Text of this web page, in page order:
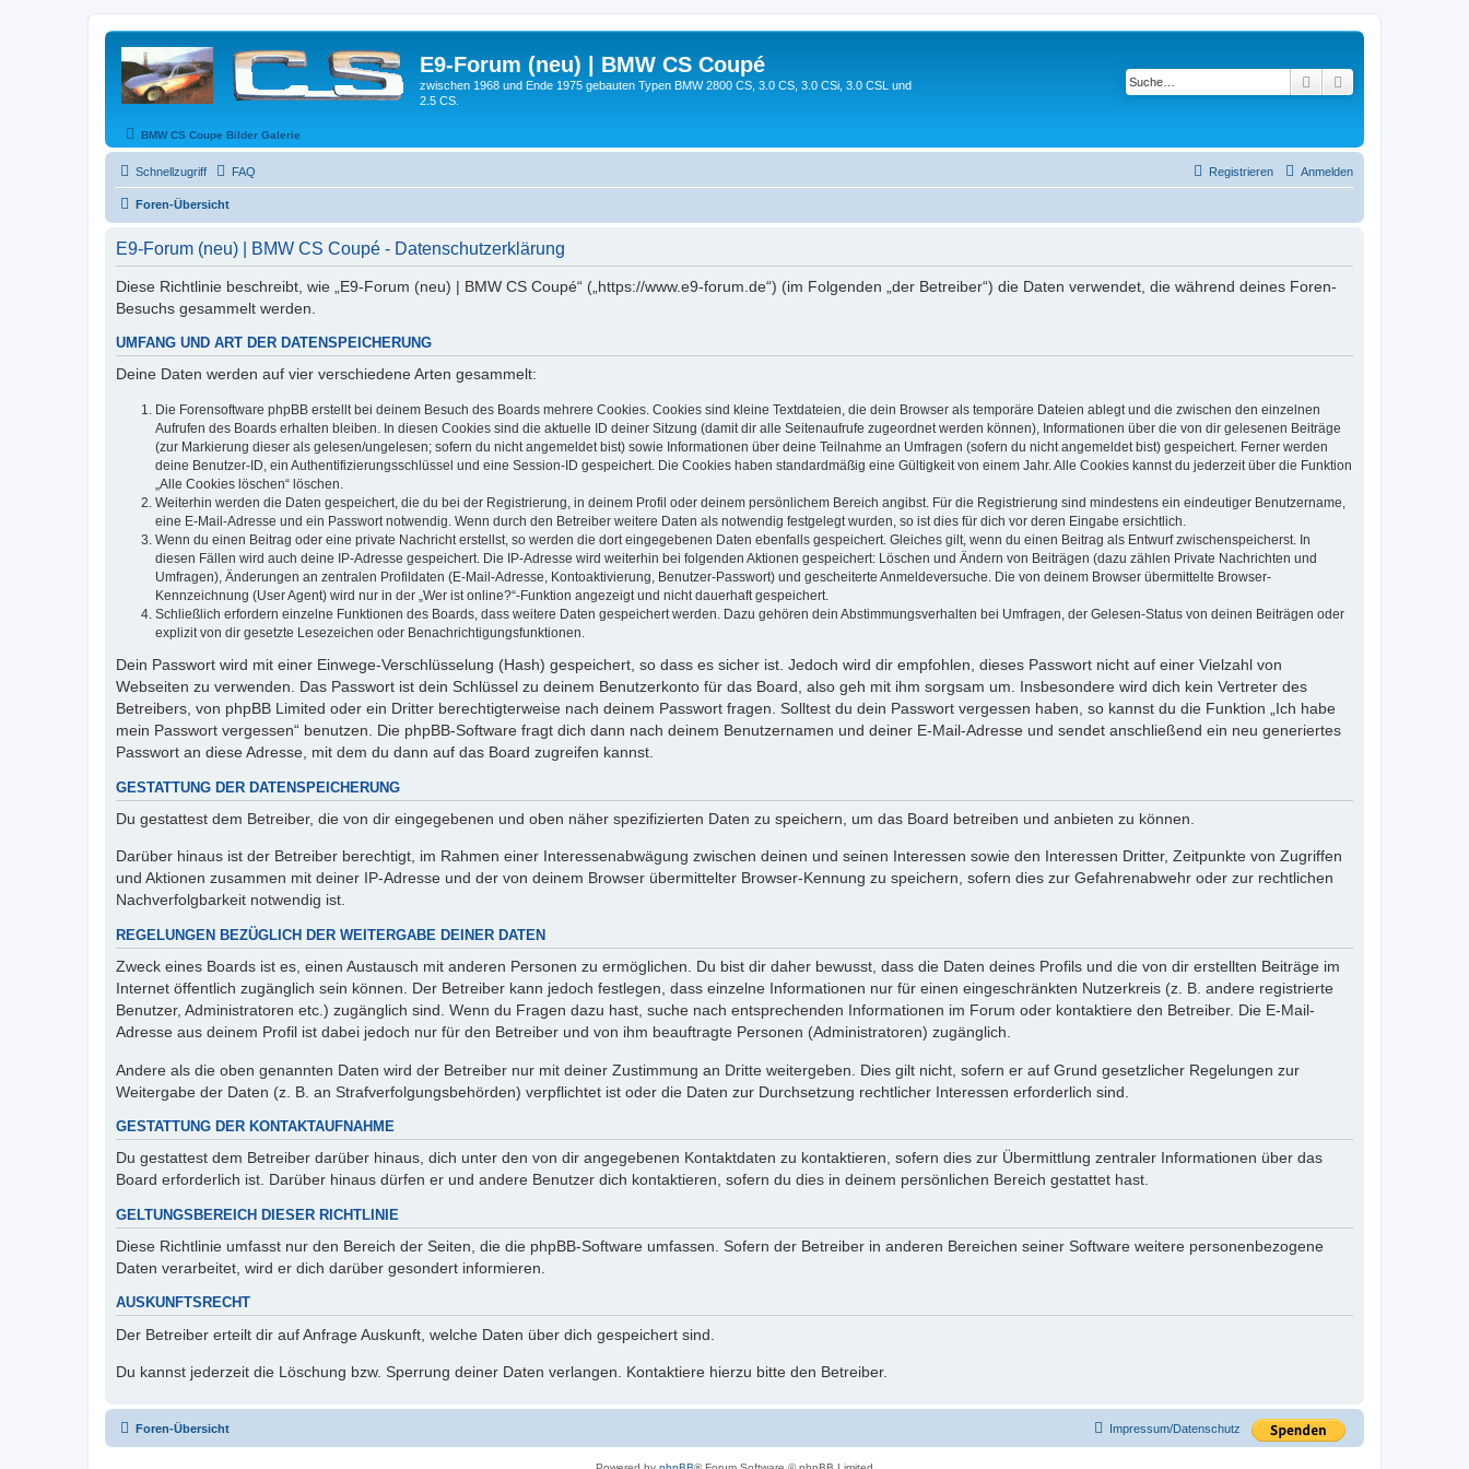
E9-Forum (neu) | BMW CS Coupé
zwischen 1968 und Ende 1975 gebauten Typen BMW 2800 CS, 3.0 CS, 3.0 CSi, 3.0 CSL und
2.5 CS.
BMW CS Coupe Bilder Galerie
Suche
Schnellzugriff FAQ Anmelden
Registrieren
Foren-Übersicht
E9-Forum (neu) | BMW CS Coupé - Datenschutzerklärung
Diese Richtlinie beschreibt, wie „E9-Forum (neu) | BMW CS Coupé“ („https://www.e9-forum.de“) (im Folgenden „der Betreiber“) die Daten verwendet, die während deines Foren-
Besuchs gesammelt werden.
UMFANG UND ART DER DATENSPEICHERUNG
Deine Daten werden auf vier verschiedene Arten gesammelt:
Die Forensoftware phpBB erstellt bei deinem Besuch des Boards mehrere Cookies. Cookies sind kleine Textdateien, die dein Browser als temporäre Dateien ablegt und die zwischen den einzelnen
Aufrufen des Boards erhalten bleiben. In diesen Cookies sind die aktuelle ID deiner Sitzung (damit dir alle Seitenaufrufe zugeordnet werden können), Informationen über die von dir gelesenen Beiträge
(zur Markierung dieser als gelesen/ungelesen; sofern du nicht angemeldet bist) sowie Informationen über deine Teilnahme an Umfragen (sofern du nicht angemeldet bist) gespeichert. Ferner werden
deine Benutzer-ID, ein Authentifizierungsschlüssel und eine Session-ID gespeichert. Die Cookies haben standardmäßig eine Gültigkeit von einem Jahr. Alle Cookies kannst du jederzeit über die Funktion
„Alle Cookies löschen“ löschen.
Weiterhin werden die Daten gespeichert, die du bei der Registrierung, in deinem Profil oder deinem persönlichem Bereich angibst. Für die Registrierung sind mindestens ein eindeutiger Benutzername,
eine E-Mail-Adresse und ein Passwort notwendig. Wenn durch den Betreiber weitere Daten als notwendig festgelegt wurden, so ist dies für dich vor deren Eingabe ersichtlich.
Wenn du einen Beitrag oder eine private Nachricht erstellst, so werden die dort eingegebenen Daten ebenfalls gespeichert. Gleiches gilt, wenn du einen Beitrag als Entwurf zwischenspeicherst. In
diesen Fällen wird auch deine IP-Adresse gespeichert. Die IP-Adresse wird weiterhin bei folgenden Aktionen gespeichert: Löschen und Ändern von Beiträgen (dazu zählen Private Nachrichten und
Umfragen), Änderungen an zentralen Profildaten (E-Mail-Adresse, Kontoaktivierung, Benutzer-Passwort) und gescheiterte Anmeldeversuche. Die von deinem Browser übermittelte Browser-
Kennzeichnung (User Agent) wird nur in der „Wer ist online?“-Funktion angezeigt und nicht dauerhaft gespeichert.
Schließlich erfordern einzelne Funktionen des Boards, dass weitere Daten gespeichert werden. Dazu gehören dein Abstimmungsverhalten bei Umfragen, der Gelesen-Status von deinen Beiträgen oder
explizit von dir gesetzte Lesezeichen oder Benachrichtigungsfunktionen.
Dein Passwort wird mit einer Einwege-Verschlüsselung (Hash) gespeichert, so dass es sicher ist. Jedoch wird dir empfohlen, dieses Passwort nicht auf einer Vielzahl von
Webseiten zu verwenden. Das Passwort ist dein Schlüssel zu deinem Benutzerkonto für das Board, also geh mit ihm sorgsam um. Insbesondere wird dich kein Vertreter des
Betreibers, von phpBB Limited oder ein Dritter berechtigterweise nach deinem Passwort fragen. Solltest du dein Passwort vergessen haben, so kannst du die Funktion „Ich habe
mein Passwort vergessen“ benutzen. Die phpBB-Software fragt dich dann nach deinem Benutzernamen und deiner E-Mail-Adresse und sendet anschließend ein neu generiertes
Passwort an diese Adresse, mit dem du dann auf das Board zugreifen kannst.
GESTATTUNG DER DATENSPEICHERUNG
Du gestattest dem Betreiber, die von dir eingegebenen und oben näher spezifizierten Daten zu speichern, um das Board betreiben und anbieten zu können.
Darüber hinaus ist der Betreiber berechtigt, im Rahmen einer Interessenabwägung zwischen deinen und seinen Interessen sowie den Interessen Dritter, Zeitpunkte von Zugriffen
und Aktionen zusammen mit deiner IP-Adresse und der von deinem Browser übermittelter Browser-Kennung zu speichern, sofern dies zur Gefahrenabwehr oder zur rechtlichen
Nachverfolgbarkeit notwendig ist.
REGELUNGEN BEZÜGLICH DER WEITERGABE DEINER DATEN
Zweck eines Boards ist es, einen Austausch mit anderen Personen zu ermöglichen. Du bist dir daher bewusst, dass die Daten deines Profils und die von dir erstellten Beiträge im
Internet öffentlich zugänglich sein können. Der Betreiber kann jedoch festlegen, dass einzelne Informationen nur für einen eingeschränkten Nutzerkreis (z. B. andere registrierte
Benutzer, Administratoren etc.) zugänglich sind. Wenn du Fragen dazu hast, suche nach entsprechenden Informationen im Forum oder kontaktiere den Betreiber. Die E-Mail-
Adresse aus deinem Profil ist dabei jedoch nur für den Betreiber und von ihm beauftragte Personen (Administratoren) zugänglich.
Andere als die oben genannten Daten wird der Betreiber nur mit deiner Zustimmung an Dritte weitergeben. Dies gilt nicht, sofern er auf Grund gesetzlicher Regelungen zur
Weitergabe der Daten (z. B. an Strafverfolgungsbehörden) verpflichtet ist oder die Daten zur Durchsetzung rechtlicher Interessen erforderlich sind.
GESTATTUNG DER KONTAKTAUFNAHME
Du gestattest dem Betreiber darüber hinaus, dich unter den von dir angegebenen Kontaktdaten zu kontaktieren, sofern dies zur Übermittlung zentraler Informationen über das
Board erforderlich ist. Darüber hinaus dürfen er und andere Benutzer dich kontaktieren, sofern du dies in deinem persönlichen Bereich gestattet hast.
GELTUNGSBEREICH DIESER RICHTLINIE
Diese Richtlinie umfasst nur den Bereich der Seiten, die die phpBB-Software umfassen. Sofern der Betreiber in anderen Bereichen seiner Software weitere personenbezogene
Daten verarbeitet, wird er dich darüber gesondert informieren.
AUSKUNFTSRECHT
Der Betreiber erteilt dir auf Anfrage Auskunft, welche Daten über dich gespeichert sind.
Du kannst jederzeit die Löschung bzw. Sperrung deiner Daten verlangen. Kontaktiere hierzu bitte den Betreiber.
Foren-Übersicht Impressum/Datenschutz